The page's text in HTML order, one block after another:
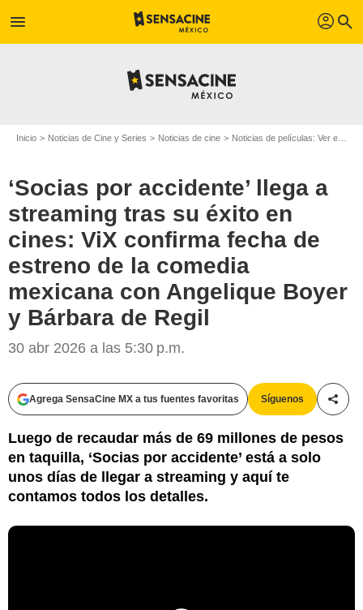
menu profil search
Inicio Noticias de Cine y Series Noticias de cine Noticias de películas: Ver en la web
‘Socias por accidente’ llega a
streaming tras su éxito en
cines: ViX confirma fecha de
estreno de la comedia
mexicana con Angelique Boyer
y Bárbara de Regil
30 abr 2026 a las 5:30 p.m.
Agrega SensaCine MX a tus fuentes favoritas Síguenos
Luego de recaudar más de 69 millones de pesos
en taquilla, ‘Socias por accidente’ está a solo
unos días de llegar a streaming y aquí te
contamos todos los detalles.